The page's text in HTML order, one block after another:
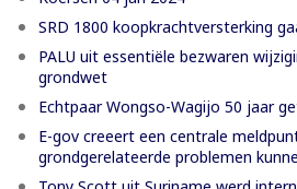
SRD 1800 koopkrachtversterking
PALU uit essentiële bezwaren
grondwet
Echtpaar Wongso-Wagijo 50 jaar
E-gov creeert een centrale
grondgerelateerde problemen